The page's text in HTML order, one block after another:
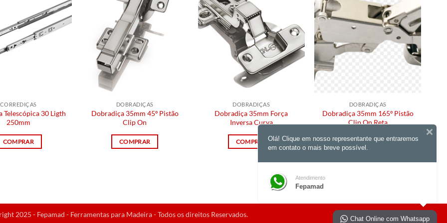
CORREDIÇAS
Telescópica 30 Ligth
250mm
COMPRAR
DOBRADIÇAS
Dobradiça 35mm 45º Pistão
Clip On
COMPRAR
DOBRADIÇAS
Dobradiça 35mm Força
Inversa Curva
COMPRAR
DOBRADIÇAS
Dobradiça 35mm 165º Pistão
Clip On Reta
COMPRAR
2025 - Fepamad - Ferramentas para Madeira - Todos os direitos Reservados.
Olá! Clique em nosso representante que entraremos
em contato o mais breve possível.
Atendimento
Fepamad
Chat Online com Whatsapp